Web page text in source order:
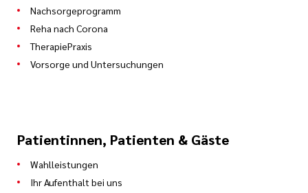
Nachsorgeprogramm
Reha nach Corona
TherapiePraxis
Vorsorge und Untersuchungen
Patientinnen, Patienten & Gäste
Wahlleistungen
Ihr Aufenthalt bei uns